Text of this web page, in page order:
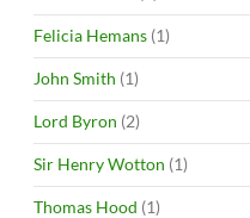
Felicia Hemans (1)
John Smith (1)
Lord Byron (2)
Sir Henry Wotton (1)
Thomas Hood (1)